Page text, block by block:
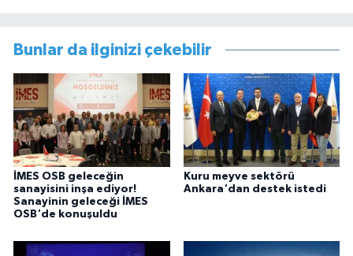
Bunlar da ilginizi çekebilir
İMES OSB geleceğin
sanayisini inşa ediyor!
Sanayinin geleceği İMES
OSB'de konuşuldu
Kuru meyve sektörü
Ankara'dan destek istedi